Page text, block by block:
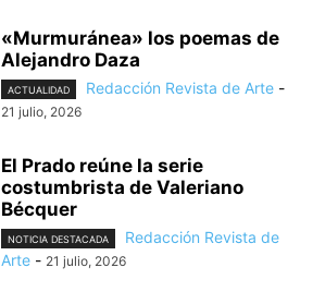
«Murmuránea» los poemas de
Alejandro Daza
ACTUALIDAD Redacción Revista de Arte -
21 julio, 2026
El Prado reúne la serie
costumbrista de Valeriano
Bécquer
NOTICIA DESTACADA
Redacción Revista de
Arte - 21 julio, 2026